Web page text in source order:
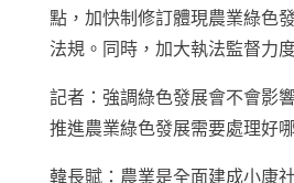
點，加快制修訂體現農業綠色
法規。同時，加大執法監督力
記者：強調綠色發展會不會影
推進農業綠色發展需要處理好
韓長賦：農業是全面建成小康